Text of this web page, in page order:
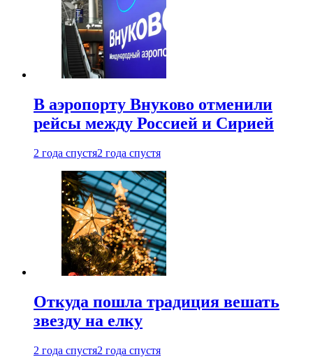
В аэропорту Внуково отменили
рейсы между Россией и Сирией
2 года спустя2 года спустя
Откуда пошла традиция вешать
звезду на елку
2 года спустя2 года спустя